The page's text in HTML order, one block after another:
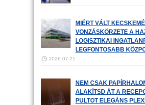
MIÉRT VÁLT
VONZÁSKÖRZETE A
LOGISZTIKAI
LEGFONTOSABB
2026-07-21
NEM CSAK
ALAKÍTSD ÁT A
PULTOT ELEGÁNS PLEXI